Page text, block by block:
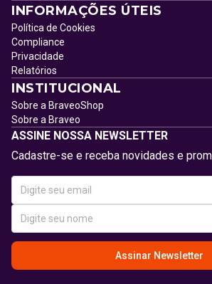
INFORMAÇÕES ÚTEIS
Política de Cookies
Compliance
Privacidade
Relatórios
INSTITUCIONAL
Sobre a BraveoShop
Sobre a Braveo
ASSINE NOSSA NEWSLETTER
Cadastre-se e receba novidades e
Assinar Newsletter